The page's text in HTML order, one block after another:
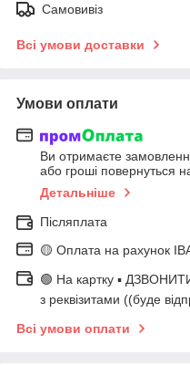
Самовивіз
Всі умови доставки
Умови оплати
Ви отримаєте
або гроші повернуться
Детальніше
Післяплата
🟡 Оплата на рахунок
🟢 На картку ▪️
з реквізитами ((буде
Всі умови оплати